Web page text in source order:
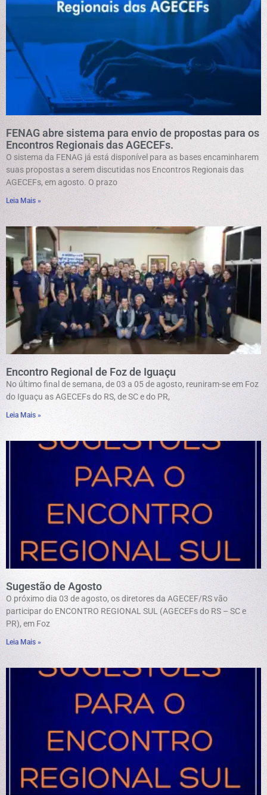
FENAG abre sistema para envio de propostas para os
Encontros Regionais das AGECEFs.
O sistema da FENAG já está disponível para as bases encaminharem
suas propostas a serem discutidas nos Encontros Regionais das
AGECEFs, em agosto. O prazo
Leia Mais »
Encontro Regional de Foz de Iguaçu
No último final de semana, de 03 a 05 de agosto, reuniram-se em Foz
do Iguaçu as AGECEFs do RS, de SC e do PR,
Leia Mais »
Sugestão de Agosto
O próximo dia 03 de agosto, os diretores da AGECEF/RS vão
participar do ENCONTRO REGIONAL SUL (AGECEFs do RS – SC e
PR), em Foz
Leia Mais »